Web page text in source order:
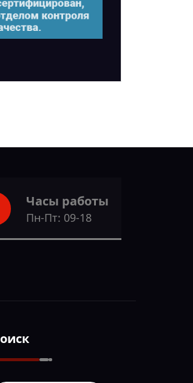
Часы работы
Пн-Пт: 09-18
Поиск